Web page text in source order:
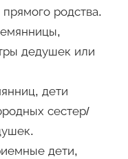
родства.
дедушек или
дети
сестер/
дети,